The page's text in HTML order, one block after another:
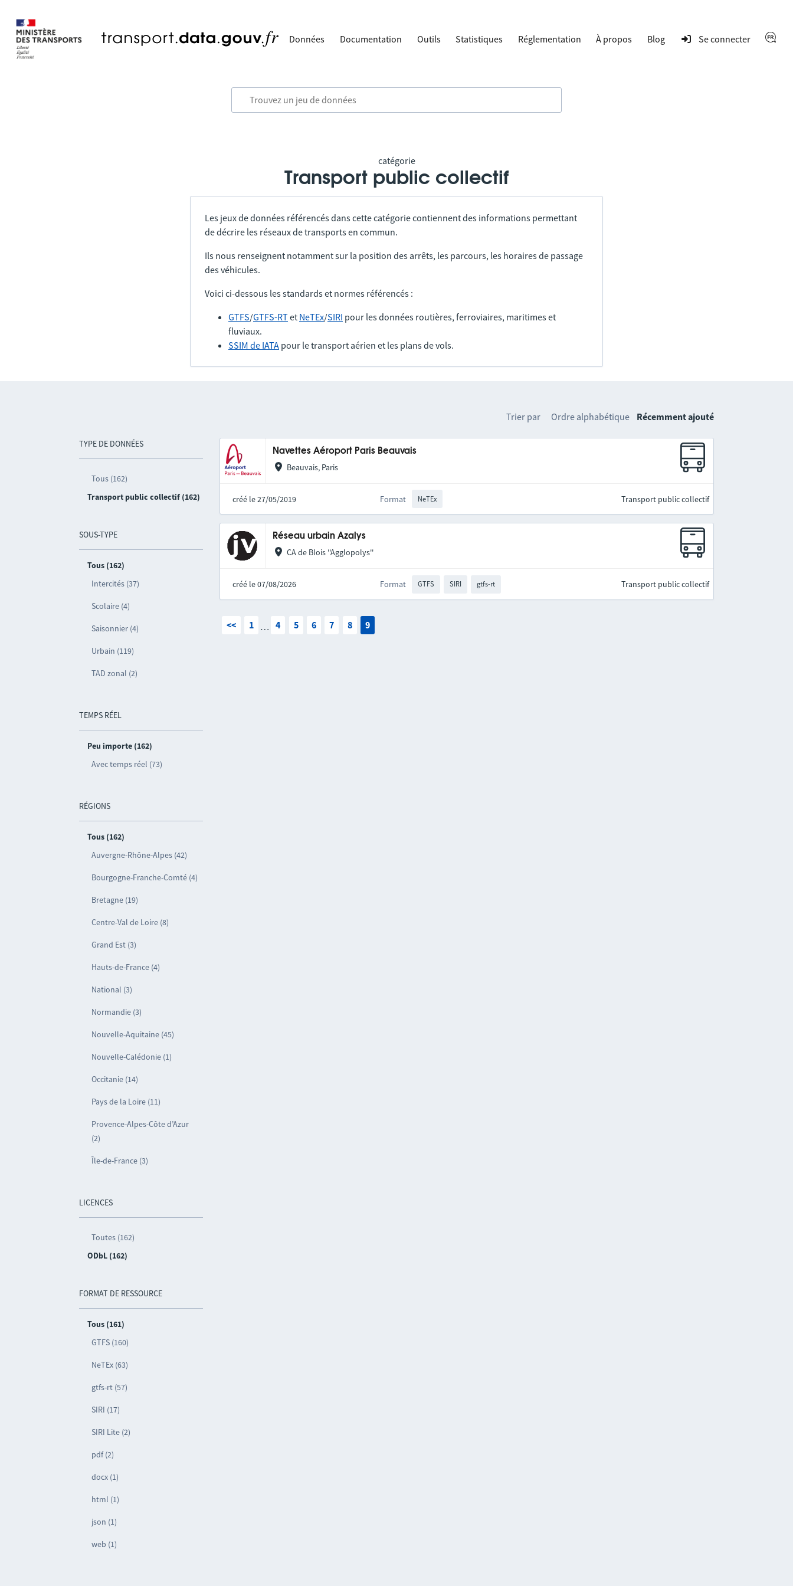
Données Documentation Outils Statistiques Réglementation À propos Blog Se connecter
catégorie
Transport public collectif
Les jeux de données référencés dans cette catégorie contiennent des informations permettant
de décrire les réseaux de transports en commun.
Ils nous renseignent notamment sur la position des arrêts, les parcours, les horaires de passage
des véhicules.
Voici ci-dessous les standards et normes référencés :
GTFS/GTFS-RTet NeTEx/SIRI pour les données routières, ferroviaires, maritimes et
fluviaux.
SSIM de IATA pour le transport aérien et les plans de vols.
TYPE DE DONNÉES
Tous (162)
Transport public collectif (162)
SOUS-TYPE
Tous (162)
Intercités (37)
Scolaire (4)
Saisonnier (4)
Urbain (119)
TAD zonal (2)
TEMPS RÉEL
Peu importe (162)
Avec temps réel (73)
RÉGIONS
Tous (162)
Auvergne-Rhône-Alpes (42)
Bourgogne-Franche-Comté (4)
Bretagne (19)
Centre-Val de Loire (8)
Grand Est (3)
Hauts-de-France (4)
National (3)
Normandie (3)
Nouvelle-Aquitaine (45)
Nouvelle-Calédonie (1)
Occitanie (14)
Pays de la Loire (11)
Provence-Alpes-Côte d’Azur
(2)
Île-de-France (3)
LICENCES
Toutes (162)
ODbL (162)
FORMAT DE RESSOURCE
Tous (161)
GTFS (160)
NeTEx (63)
gtfs-rt (57)
SIRI (17)
SIRI Lite (2)
pdf (2)
docx (1)
html (1)
json (1)
web (1)
Trier par Ordre alphabétique Récemment ajouté
Navettes Aéroport Paris Beauvais
Beauvais, Paris
créé le 27/05/2019 Format NeTEx Transport public collectif
Réseau urbain Azalys
CA de Blois ''Agglopolys''
créé le 07/08/2026 Format GTFS SIRI gtfs-rt Transport public collectif
<< 1 … 4 5 6 7 8 9